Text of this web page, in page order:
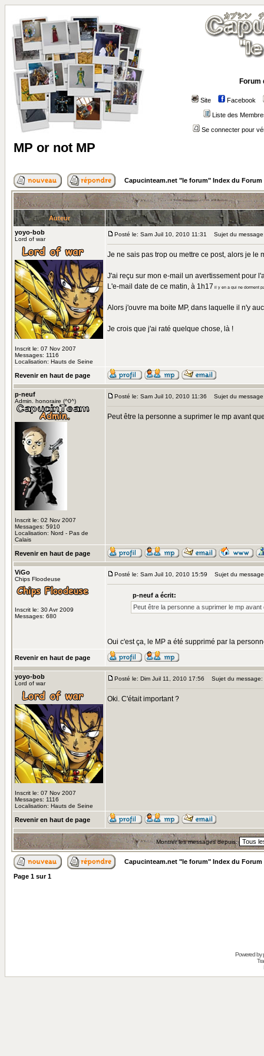
Forum
Site Facebook
Liste des
Se connecter pour
MP or not MP
Capucinteam.net "le forum" Index du Forum
Auteur
yoyo-bob
Lord of war
Inscrit le: 07 Nov 2007
Messages: 1116
Localisation: Hauts de Seine
Posté le: Sam Juil 10, 2010 11:31 Sujet du
Je ne sais pas trop ou mettre ce post, alors je le
J'ai reçu sur mon e-mail un avertissement pour
L'e-mail date de ce matin, à 1h17 il y en a qui ne dorment
Alors j'ouvre ma boite MP, dans laquelle il n'y
Je crois que j'ai raté quelque chose, là !
Revenir en haut de page
p-neuf
Admin. honoraire (^0^)
Inscrit le: 02 Nov 2007
Messages: 5910
Localisation: Nord - Pas de
Calais
Posté le: Sam Juil 10, 2010 11:36 Sujet du
Peut être la personne a suprimer le mp avant
Revenir en haut de page
ViGo
Chips Floodeuse
Inscrit le: 30 Avr 2009
Messages: 680
Posté le: Sam Juil 10, 2010 15:59 Sujet du
p-neuf a écrit:
Peut être la personne a suprimer le mp
Oui c'est ça, le MP a été supprimé par la
Revenir en haut de page
yoyo-bob
Lord of war
Inscrit le: 07 Nov 2007
Messages: 1116
Localisation: Hauts de Seine
Posté le: Dim Juil 11, 2010 17:56 Sujet du message:
Oki. C'était important ?
Revenir en haut de page
Montrer les messages depuis:
Capucinteam.net "le forum" Index du Forum
Page 1 sur1
Powered by